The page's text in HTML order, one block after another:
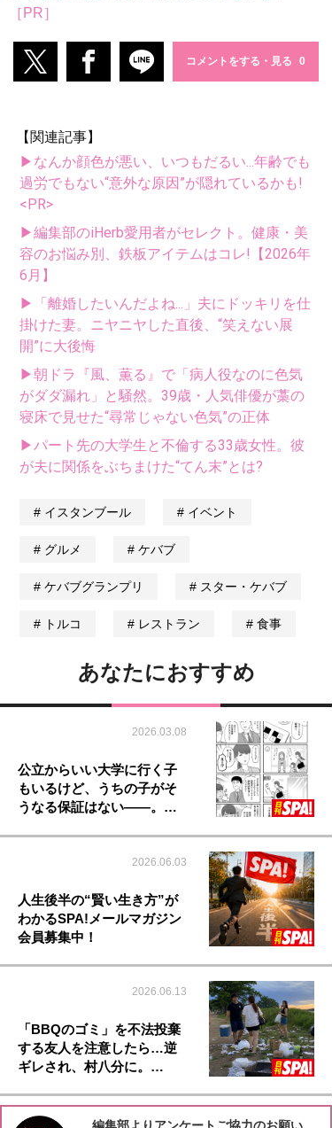
［PR］
コメントをする・見る
【関連記事】
▶なんか顔色が悪い、いつもだるい...年齢でも
過労でもない“意外な原因”が隠れているかも!
<PR>
▶編集部のiHerb愛用者がセレクト。健康・美
容のお悩み別、鉄板アイテムはコレ!【2026年
6月】
▶「離婚したいんだよね...」夫にドッキリを仕
掛けた妻。ニヤニヤした直後、“笑えない展
開”に大後悔
▶朝ドラ『風、薫る』で「病人役なのに色気
がダダ漏れ」と騒然。39歳・人気俳優が藁の
寝床で見せた“尋常じゃない色気”の正体
▶パート先の大学生と不倫する33歳女性。彼
が夫に関係をぶちまけた“てん末”とは?
イスタンブール イベント
グルメ ケバブ
ケバブグランプリ スター・ケバブ
トルコ レストラン 食事
あなたにおすすめ
2026.03.08
公立からいい大学に行く子
もいるけど、うちの子がそ
うなる保証はない――。…
2026.06.03
人生後半の“賢い生き方”が
わかるSPA!メールマガジン
会員募集中！
2026.06.13
「BBQのゴミ」を不法投棄
する友人を注意したら…逆
ギレされ、村八分に。…